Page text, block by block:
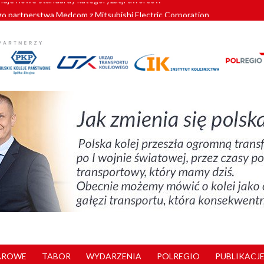
partnerstwa Medcom z Mitsubishi Electric Corporation
znów szuka dostawcy nowych EZT
kolejowych w północnej Wielkopolsce. Łatwiejsze dojazdy do pracy i
nowe standardy kategoryzacji dworców
TABOR WYDARZENIA POLREGIO